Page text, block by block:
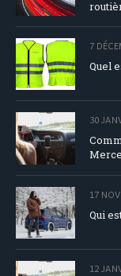
7
Quel
30
17
Qui
12